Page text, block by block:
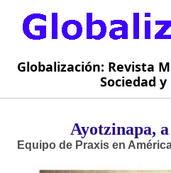
Globalización: Revista
Sociedad
Ayotzinapa,
Equipo de Praxis en